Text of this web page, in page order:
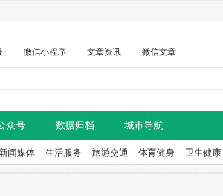
微信小程序 文章资讯 微信文章
众号 数据归档 城市导航
新闻媒体 生活服务 旅游交通 体育健身 卫生健康